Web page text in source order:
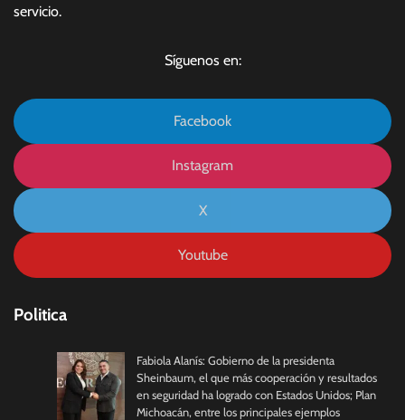
servicio.
Síguenos en:
Facebook
Instagram
X
Youtube
Politica
Fabiola Alanís: Gobierno de la presidenta
Sheinbaum, el que más cooperación y resultados
en seguridad ha logrado con Estados Unidos; Plan
Michoacán, entre los principales ejemplos